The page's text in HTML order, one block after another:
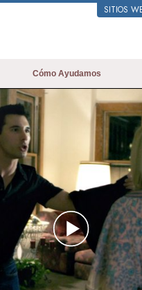
SITIOS
Cómo Ayudamos
Play